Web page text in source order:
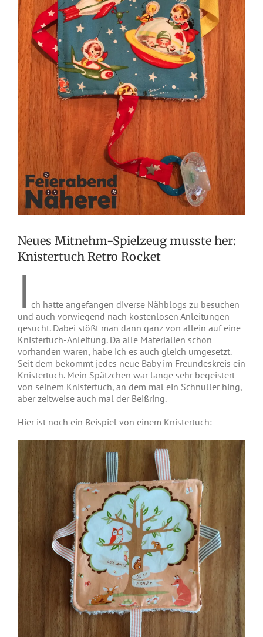
Neues Mitnehm-Spielzeug musste her:
Knistertuch Retro Rocket
I ch hatte angefangen diverse Nähblogs zu besuchen
und auch vorwiegend nach kostenlosen Anleitungen
gesucht. Dabei stößt man dann ganz von allein auf eine
Knistertuch-Anleitung. Da alle Materialien schon
vorhanden waren, habe ich es auch gleich umgesetzt.
Seit dem bekommt jedes neue Baby im Freundeskreis ein
Knistertuch. Mein Spätzchen war lange sehr begeistert
von seinem Knistertuch, an dem mal ein Schnuller hing,
aber zeitweise auch mal der Beißring.
Hier ist noch ein Beispiel von einem Knistertuch: